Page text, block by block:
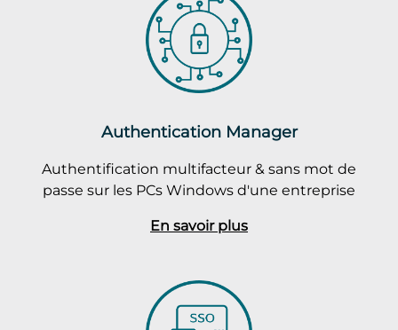
Authentication Manager
Authentification multifacteur & sans mot de
passe sur les PCs Windows d'une entreprise
En savoir plus